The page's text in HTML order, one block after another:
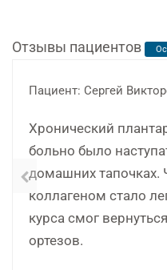
Отзывы пациентов
Пациент: Сергей
Хронический
больно было
домашних тапочках.
коллагеном стало
курса смог
ортезов.